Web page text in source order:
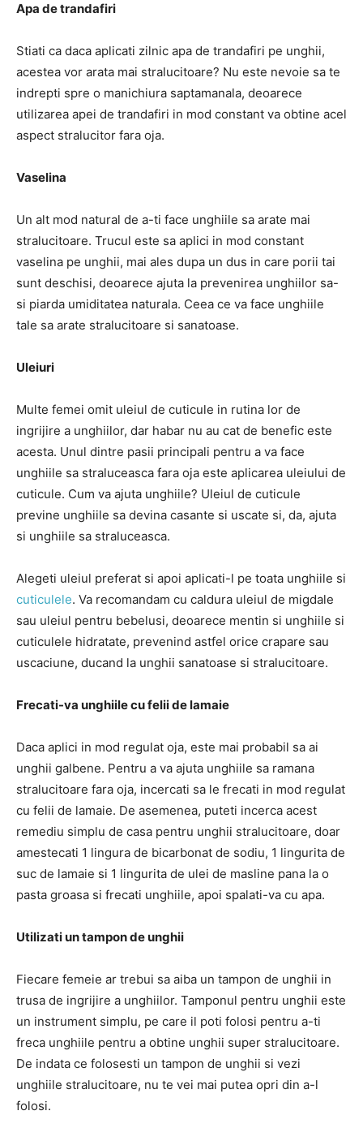
Apa de trandafiri
Stiati ca daca aplicati zilnic apa de trandafiri pe unghii,
acestea vor arata mai stralucitoare? Nu este nevoie sa te
indrepti spre o manichiura saptamanala, deoarece
utilizarea apei de trandafiri in mod constant va obtine acel
aspect stralucitor fara oja.
Vaselina
Un alt mod natural de a-ti face unghiile sa arate mai
stralucitoare. Trucul este sa aplici in mod constant
vaselina pe unghii, mai ales dupa un dus in care porii tai
sunt deschisi, deoarece ajuta la prevenirea unghiilor sa-
si piarda umiditatea naturala. Ceea ce va face unghiile
tale sa arate stralucitoare si sanatoase.
Uleiuri
Multe femei omit uleiul de cuticule in rutina lor de
ingrijire a unghiilor, dar habar nu au cat de benefic este
acesta. Unul dintre pasii principali pentru a va face
unghiile sa straluceasca fara oja este aplicarea uleiului de
cuticule. Cum va ajuta unghiile? Uleiul de cuticule
previne unghiile sa devina casante si uscate si, da, ajuta
si unghiile sa straluceasca.
Alegeti uleiul preferat si apoi aplicati-l pe toata unghiile si
cuticulele. Va recomandam cu caldura uleiul de migdale
sau uleiul pentru bebelusi, deoarece mentin si unghiile si
cuticulele hidratate, prevenind astfel orice crapare sau
uscaciune, ducand la unghii sanatoase si stralucitoare.
Frecati-va unghiile cu felii de lamaie
Daca aplici in mod regulat oja, este mai probabil sa ai
unghii galbene. Pentru a va ajuta unghiile sa ramana
stralucitoare fara oja, incercati sa le frecati in mod regulat
cu felii de lamaie. De asemenea, puteti incerca acest
remediu simplu de casa pentru unghii stralucitoare, doar
amestecati 1 lingura de bicarbonat de sodiu, 1 lingurita de
suc de lamaie si 1 lingurita de ulei de masline pana la o
pasta groasa si frecati unghiile, apoi spalati-va cu apa.
Utilizati un tampon de unghii
Fiecare femeie ar trebui sa aiba un tampon de unghii in
trusa de ingrijire a unghiilor. Tamponul pentru unghii este
un instrument simplu, pe care il poti folosi pentru a-ti
freca unghiile pentru a obtine unghii super stralucitoare.
De indata ce folosesti un tampon de unghii si vezi
unghiile stralucitoare, nu te vei mai putea opri din a-l
folosi.